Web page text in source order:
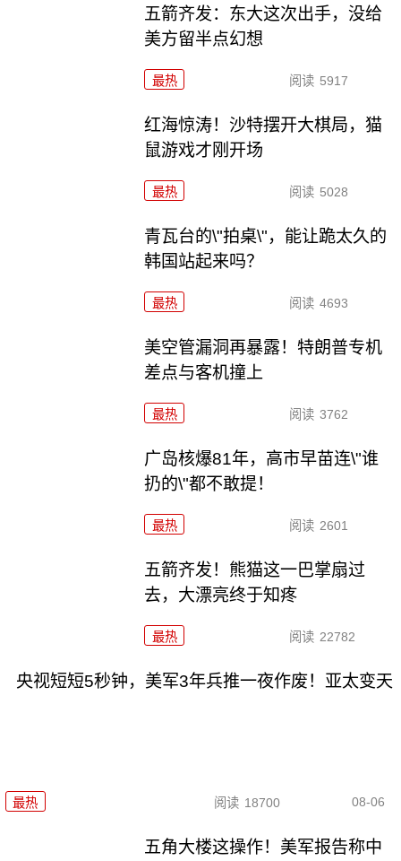
五箭齐发：东大这次出手，没给
美方留半点幻想
最热 阅读 5917
红海惊涛！沙特摆开大棋局，猫
鼠游戏才刚开场
最热 阅读 5028
青瓦台的\"拍桌\"，能让跪太久的
韩国站起来吗？
最热 阅读 4693
美空管漏洞再暴露！特朗普专机
差点与客机撞上
最热 阅读 3762
广岛核爆81年，高市早苗连\"谁
扔的\"都不敢提！
最热 阅读 2601
五箭齐发！熊猫这一巴掌扇过
去，大漂亮终于知疼
最热 阅读 22782
央视短短5秒钟，美军3年兵推一夜作废！亚太变天
最热 阅读 18700 08-06
五角大楼这操作！美军报告称中